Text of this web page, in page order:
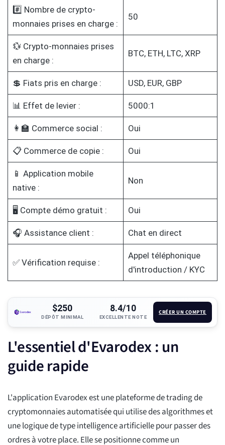
#️⃣ Nombre de crypto-
monnaies prises en charge :
50
💱 Crypto-monnaies prises
en charge :
BTC, ETH, LTC, XRP
💲 Fiats pris en charge : USD, EUR, GBP
📊 Effet de levier : 5000:1
👩‍🏫 Commerce social : Oui
📋 Commerce de copie : Oui
📱 Application mobile
native :
Non
🖥️ Compte démo gratuit : Oui
🎧 Assistance client : Chat en direct
✅ Vérification requise :
Appel téléphonique
d'introduction / KYC
$250
DÉPÔT MINIMAL
8.4/10
EXCELLENTE NOTE
CRÉER UN COMPTE
L'essentiel d'Evarodex : un
guide rapide
L'application Evarodex est une plateforme de trading de
cryptomonnaies automatisée qui utilise des algorithmes et
une logique de type intelligence artificielle pour passer des
ordres à votre place. Elle se positionne comme un